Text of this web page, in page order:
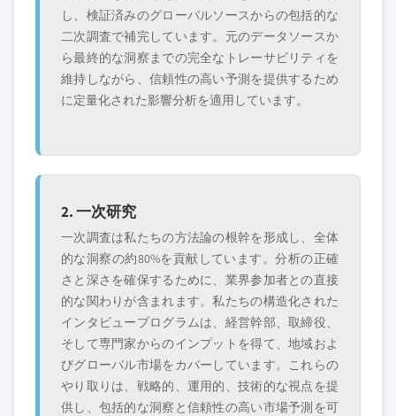
し、検証済みのグローバルソースからの包括的な
二次調査で補完しています。元のデータソースか
ら最終的な洞察までの完全なトレーサビリティを
維持しながら、信頼性の高い予測を提供するため
に定量化された影響分析を適用しています。
2. 一次研究
一次調査は私たちの方法論の根幹を形成し、全体
的な洞察の約80%を貢献しています。分析の正確
さと深さを確保するために、業界参加者との直接
的な関わりが含まれます。私たちの構造化された
インタビュープログラムは、経営幹部、取締役、
そして専門家からのインプットを得て、地域およ
びグローバル市場をカバーしています。これらの
やり取りは、戦略的、運用的、技術的な視点を提
供し、包括的な洞察と信頼性の高い市場予測を可